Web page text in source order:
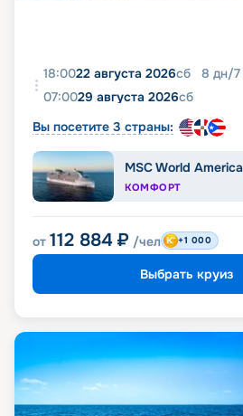
18:0022 августа 2026сб 8 дн/7
07:0029 августа 2026сб
Вы посетите 3 страны:
MSC World America
КОМФОРТ
от 112 884 ₽ /чел +1 000
Выбрать круиз